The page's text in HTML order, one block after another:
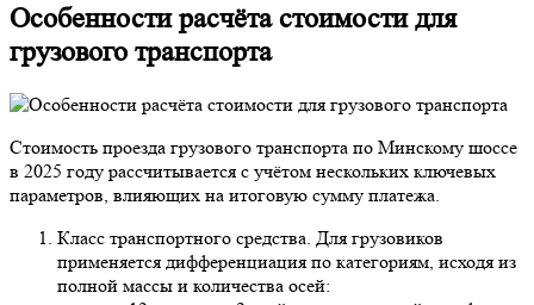
Особенности расчёта стоимости для
грузового транспорта
Стоимость проезда грузового транспорта по Минскому шоссе
в 2025 году рассчитывается с учётом нескольких ключевых
параметров, влияющих на итоговую сумму платежа.
Класс транспортного средства. Для грузовиков
применяется дифференциация по категориям, исходя из
полной массы и количества осей: